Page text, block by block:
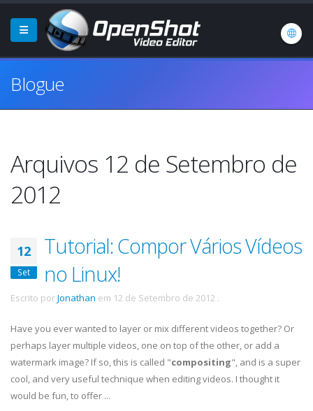
Blogue
Arquivos 12 de Setembro de
2012
12
Set
Tutorial: Compor Vários Vídeos
no Linux!
Escrito porJonathan em 12 de Setembro de 2012 .
Have you ever wanted to layer or mix different videos together? Or
perhaps layer multiple videos, one on top of the other, or add a
watermark image? If so, this is called "compositing", and is a super
cool, and very useful technique when editing videos. I thought it
would be fun, to offer ...